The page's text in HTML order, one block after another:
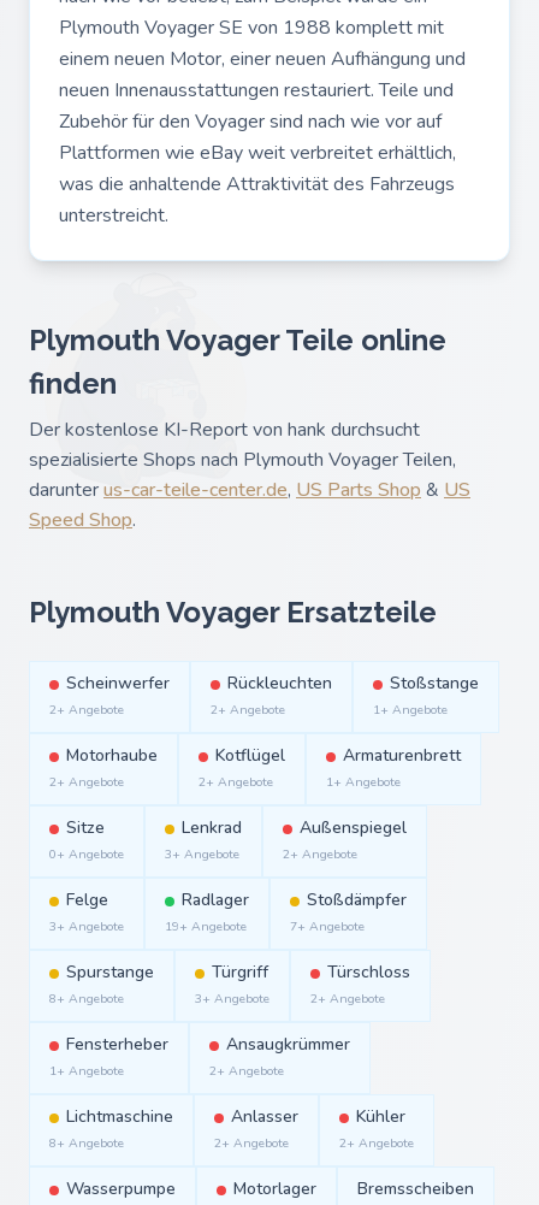
Plymouth Voyager SE von 1988 komplett mit
einem neuen Motor, einer neuen Aufhängung und
neuen Innenausstattungen restauriert. Teile und
Zubehör für den Voyager sind nach wie vor auf
Plattformen wie eBay weit verbreitet erhältlich,
was die anhaltende Attraktivität des Fahrzeugs
unterstreicht.
Plymouth Voyager Teile online
finden
Der kostenlose KI-Report von hank durchsucht
spezialisierte Shops nach Plymouth Voyager Teilen,
darunterus-car-teile-center.de, US Parts Shop & US
Speed Shop.
Plymouth Voyager Ersatzteile
Scheinwerfer
2+ Angebote
Rückleuchten
2+ Angebote
Stoßstange
1+ Angebote
Motorhaube
2+ Angebote
Kotflügel
2+ Angebote
Armaturenbrett
1+ Angebote
Sitze
0+ Angebote
Lenkrad
3+ Angebote
Außenspiegel
2+ Angebote
Felge
3+ Angebote
Radlager
19+ Angebote
Stoßdämpfer
7+ Angebote
Spurstange
8+ Angebote
Türgriff
3+ Angebote
Türschloss
2+ Angebote
Fensterheber
1+ Angebote
Ansaugkrümmer
2+ Angebote
Lichtmaschine
8+ Angebote
Anlasser
2+ Angebote
Kühler
2+ Angebote
Wasserpumpe Motorlager Bremsscheiben